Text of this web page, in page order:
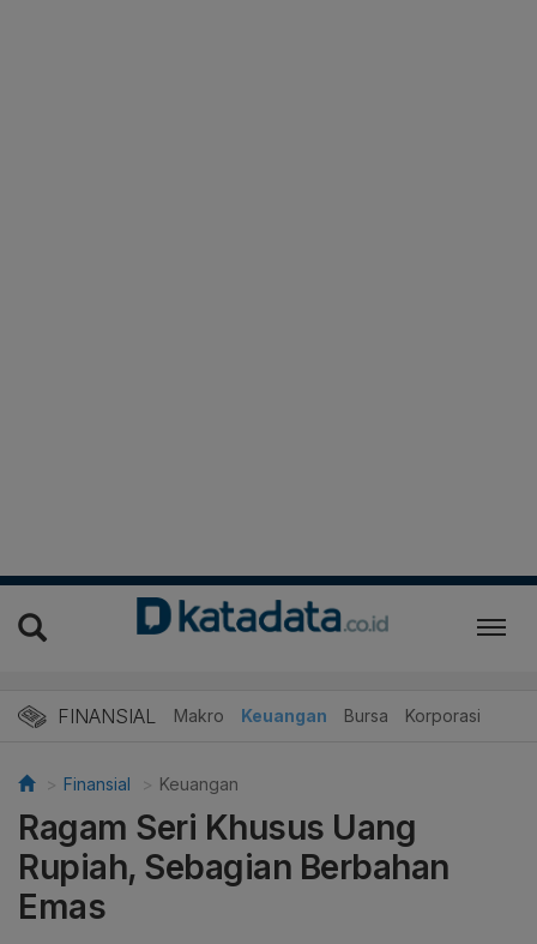
FINANSIAL Makro Keuangan Bursa Korporasi
Finansial Keuangan
Ragam Seri Khusus Uang
Rupiah, Sebagian Berbahan
Emas